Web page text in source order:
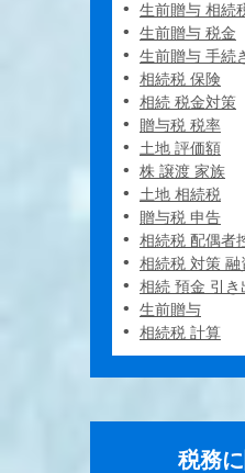
生前贈与 相続
生前贈与 税金
生前贈与 手続
相続税 保険
相続 税金対策
贈与税 税率
土地 評価額
株 譲渡 家族
土地 相続税
贈与税 申告
相続税 配偶者
相続税 対策 融
相続 預金 引き
生前贈与
相続税 計算
税務